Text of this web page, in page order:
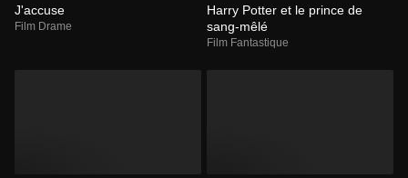
J'accuse
Film Drame
Harry Potter et le prince de
sang-mêlé
Film Fantastique